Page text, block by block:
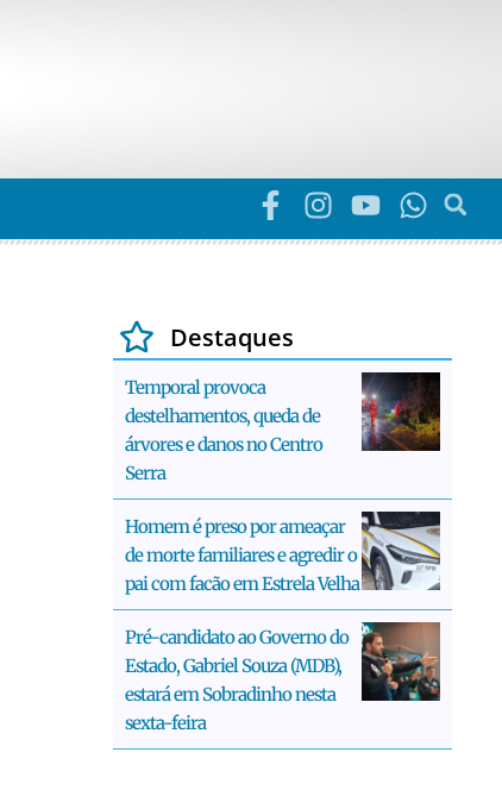
Destaques
Temporal provoca
destelhamentos, queda de
árvores e danos no Centro
Serra
Homem é preso por ameaçar
de morte familiares e agredir o
pai com facão em Estrela Velha
Pré-candidato ao Governo do
Estado, Gabriel Souza (MDB),
estará em Sobradinho nesta
sexta-feira